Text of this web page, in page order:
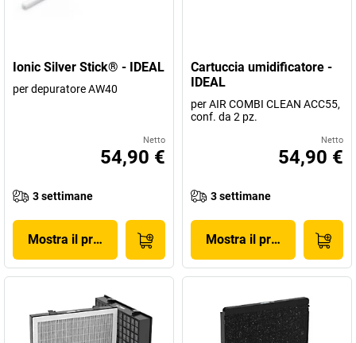
Ionic Silver Stick® - IDEAL
per depuratore AW40
Netto
54,90 €
3 settimane
Mostra il prodotto
Cartuccia umidificatore -
IDEAL
per AIR COMBI CLEAN ACC55,
conf. da 2 pz.
Netto
54,90 €
3 settimane
Mostra il prodotto